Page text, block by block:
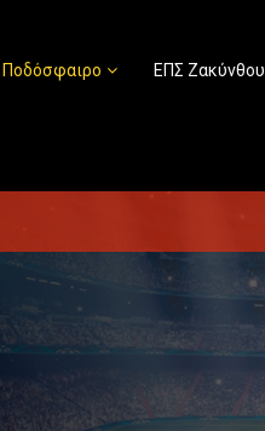
Ποδόσφαιρο ΕΠΣ Ζακύνθου